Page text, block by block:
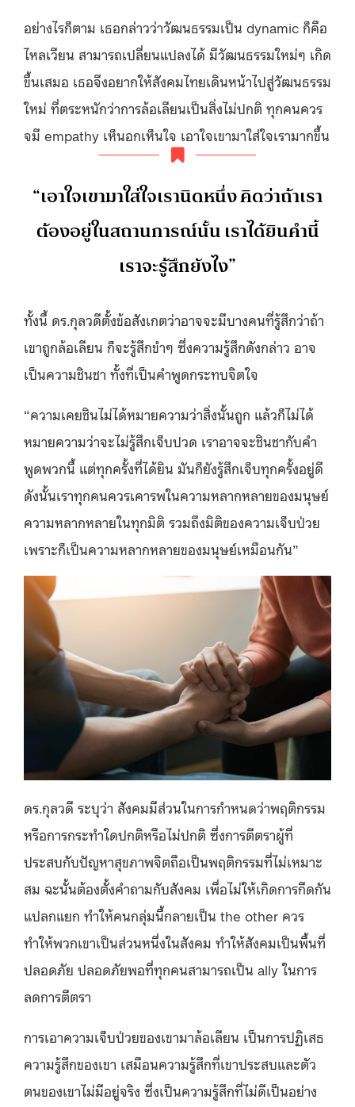
อย่างไรก็ตาม เธอกล่าวว่าวัฒนธรรมเป็น dynamic ก็คือ
ไหลเวียน สามารถเปลี่ยนแปลงได้ มีวัฒนธรรมใหม่ๆ เกิด
ขึ้นเสมอ เธอจึงอยากให้สังคมไทยเดินหน้าไปสู่วัฒนธรรม
ใหม่ ที่ตระหนักว่าการล้อเลียนเป็นสิ่งไม่ปกติ ทุกคนควร
จมี empathy เห็นอกเห็นใจ เอาใจเขามาใส่ใจเรามากขึ้น
“เอาใจเขามาใส่ใจเรานิดหนึ่ง คิดว่าถ้าเรา
ต้องอยู่ในสถานการณ์นั้น เราได้ยินคำนี้
เราจะรู้สึกยังไง”
ทั้งนี้ ดร.กุลวดีตั้งข้อสังเกตว่าอาจจะมีบางคนที่รู้สึกว่าถ้า
เขาถูกล้อเลียน ก็จะรู้สึกขำๆ ซึ่งความรู้สึกดังกล่าว อาจ
เป็นความชินชา ทั้งที่เป็นคำพูดกระทบจิตใจ
“ความเคยชินไม่ได้หมายความว่าสิ่งนั้นถูก แล้วก็ไม่ได้
หมายความว่าจะไม่รู้สึกเจ็บปวด เราอาจจะชินชากับคำ
พูดพวกนี้ แต่ทุกครั้งที่ได้ยิน มันก็ยังรู้สึกเจ็บทุกครั้งอยู่ดี
ดังนั้นเราทุกคนควรเคารพในความหลากหลายของมนุษย์
ความหลากหลายในทุกมิติ รวมถึงมิติของความเจ็บป่วย
เพราะก็เป็นความหลากหลายของมนุษย์เหมือนกัน”
ดร.กุลวดี ระบุว่า สังคมมีส่วนในการกำหนดว่าพฤติกรรม
หรือการกระทำใดปกติหรือไม่ปกติ ซึ่งการตีตราผู้ที่
ประสบกับปัญหาสุขภาพจิตถือเป็นพฤติกรรมที่ไม่เหมาะ
สม ฉะนั้นต้องตั้งคำถามกับสังคม เพื่อไม่ให้เกิดการกีดกัน
แปลกแยก ทำให้คนกลุ่มนี้กลายเป็น the other ควร
ทำให้พวกเขาเป็นส่วนหนึ่งในสังคม ทำให้สังคมเป็นพื้นที่
ปลอดภัย ปลอดภัยพอที่ทุกคนสามารถเป็น ally ในการ
ลดการตีตรา
การเอาความเจ็บป่วยของเขามาล้อเลียน เป็นการปฏิเสธ
ความรู้สึกของเขา เสมือนความรู้สึกที่เขาประสบและตัว
ตนของเขาไม่มีอยู่จริง ซึ่งเป็นความรู้สึกที่ไม่ดีเป็นอย่าง